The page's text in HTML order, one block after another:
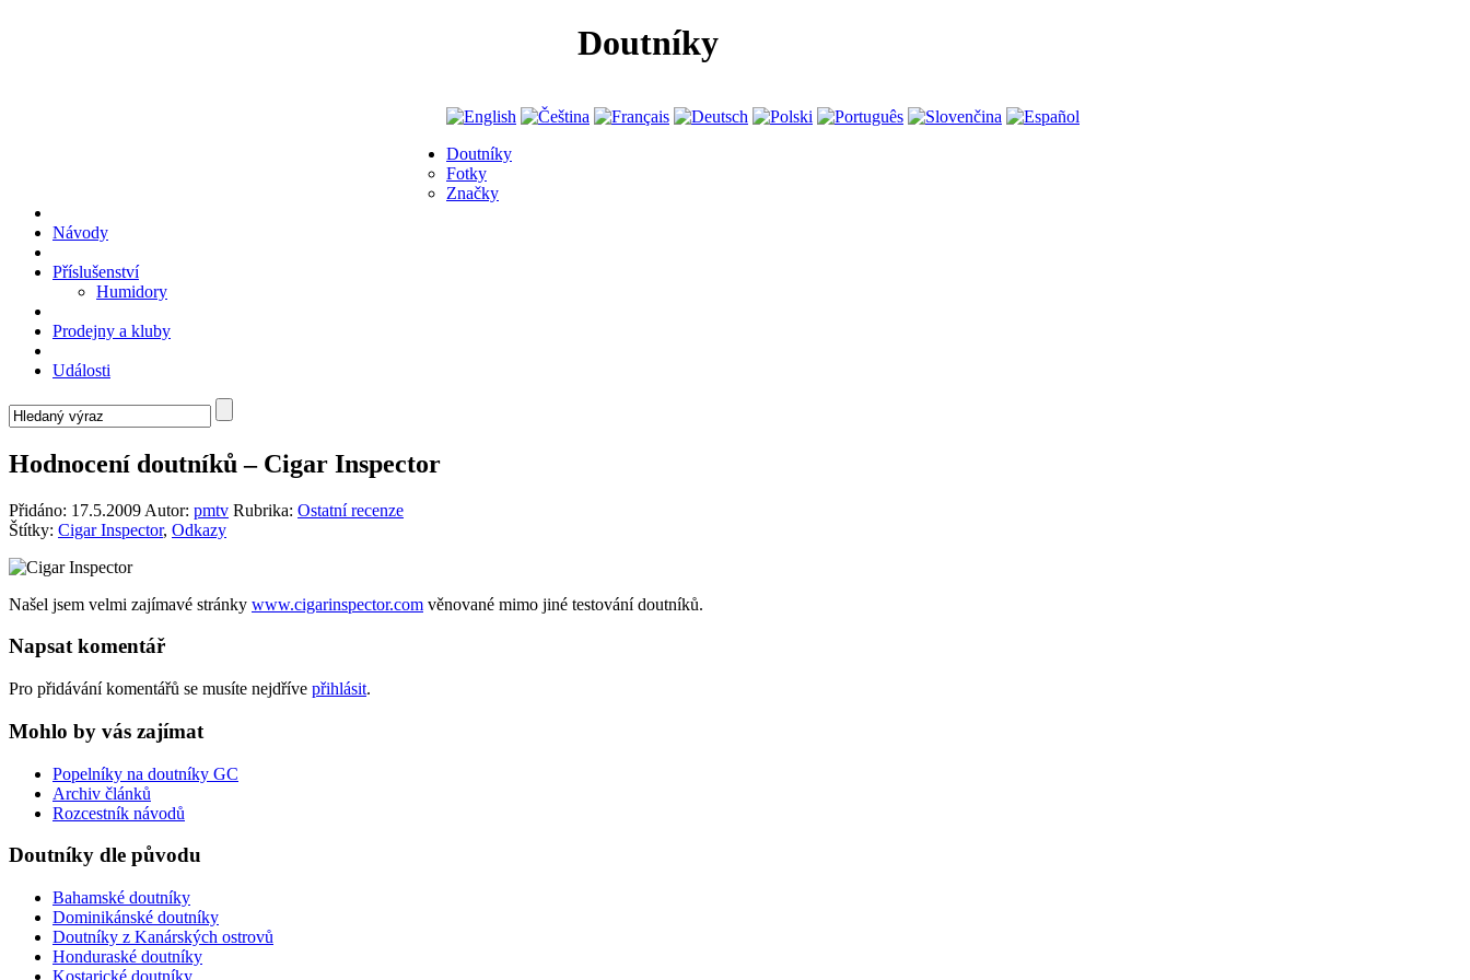
Doutníky
Doutníky
Fotky
Značky
Návody
Příslušenství
Humidory
Prodejny a kluby
Události
Hodnocení doutníků – Cigar Inspector
Přidáno: 17.5.2009 Autor: pmtv Rubrika: Ostatní recenze
Štítky: Cigar Inspector, Odkazy
Našel jsem velmi zajímavé stránky www.cigarinspector.com věnované mimo jiné testování doutníků.
Napsat komentář
Pro přidávání komentářů se musíte nejdříve přihlásit.
Mohlo by vás zajímat
Popelníky na doutníky GC
Archiv článků
Rozcestník návodů
Doutníky dle původu
Bahamské doutníky
Dominikánské doutníky
Doutníky z Kanárských ostrovů
Honduraské doutníky
Kostarické doutníky